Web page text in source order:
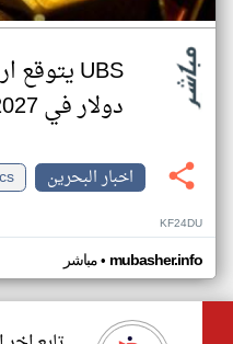
دولار في 2027
اخبار البحرين
KF24DU
مباشر• mubasher.info